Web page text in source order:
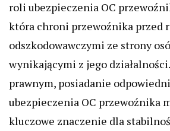
roli ubezpieczenia OC
która chroni przewoźnika przed
odszkodowawczymi ze strony
wynikającymi z jego
prawnym, posiadanie
ubezpieczenia OC przewoźnika
kluczowe znaczenie dla